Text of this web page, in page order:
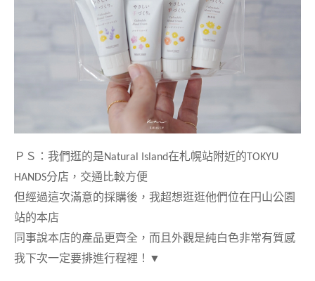
ＰＳ：我們逛的是Natural Island在札幌站附近的 TOKYU
HANDS分店，交通比較方便
但經過這次滿意的採購後，我超想逛逛他們位在円山公園
站的本店
同事說本店的產品更齊全，而且外觀是純白色非常有質感
我下次一定要排進行程裡！
▼